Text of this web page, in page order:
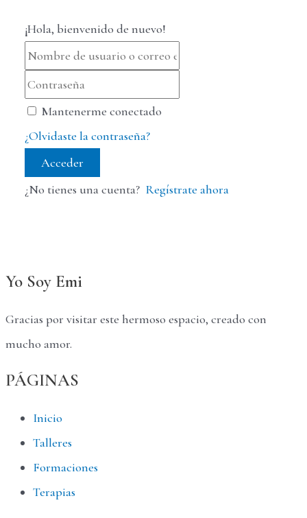
¡Hola, bienvenido de nuevo!
Mantenerme conectado
¿Olvidaste la contraseña?
Acceder
¿No tienes una cuenta? Regístrate ahora
Yo Soy Emi
Gracias por visitar este hermoso espacio, creado con
mucho amor.
PÁGINAS
Inicio
Talleres
Formaciones
Terapias